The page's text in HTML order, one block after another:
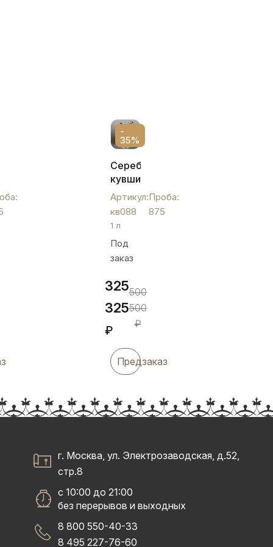
-
35%
Серебряный
кувшин
для
воды
и
напитков
«Рыбка»,
кв088
Артикул:
кв088
Проба:
875
1 л
Под
заказ
325
325
₽
500
500
₽
Предзаказ
г. Москва, ул. Электрозаводская, д.52,
стр.8
с 10:00 до 21:00
без перерывов и выходных
8 800 550-40-33
8 495 227-76-60